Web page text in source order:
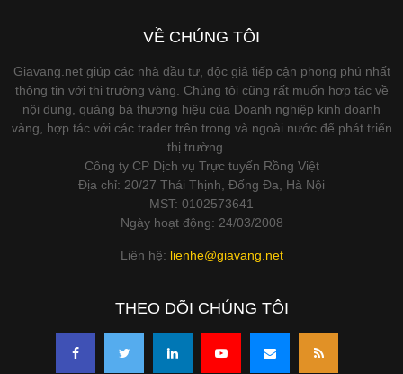
VỀ CHÚNG TÔI
Giavang.net giúp các nhà đầu tư, độc giả tiếp cận phong phú nhất
thông tin với thị trường vàng. Chúng tôi cũng rất muốn hợp tác về
nội dung, quảng bá thương hiệu của Doanh nghiệp kinh doanh
vàng, hợp tác với các trader trên trong và ngoài nước để phát triển
thị trường…
Công ty CP Dịch vụ Trực tuyến Rồng Việt
Địa chỉ: 20/27 Thái Thịnh, Đống Đa, Hà Nội
MST: 0102573641
Ngày hoạt động: 24/03/2008
Liên hệ: lienhe@giavang.net
THEO DÕI CHÚNG TÔI